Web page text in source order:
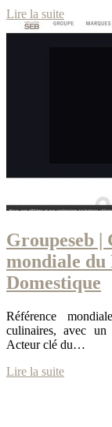
Lire la suite
Groupeseb |
mondiale
Domestique
Référence
culinaires, avec
Acteur clé du…
Lire la suite